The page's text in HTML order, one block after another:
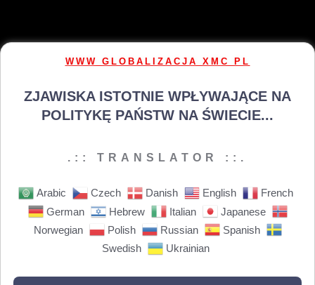
WWW GLOBALIZACJA XMC PL
ZJAWISKA ISTOTNIE WPŁYWAJĄCE NA
POLITYKĘ PAŃSTW NA ŚWIECIE...
.:: TRANSLATOR ::.
Arabic Czech Danish English
French
German
Hebrew Italian
Japanese
Norwegian
Polish Russian
Spanish
Swedish
Ukrainian